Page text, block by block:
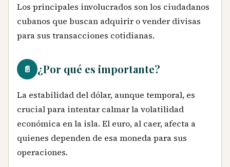
Los principales involucrados son los ciudadanos
cubanos que buscan adquirir o vender divisas
para sus transacciones cotidianas.
📄 ¿Por qué es importante?
La estabilidad del dólar, aunque temporal, es
crucial para intentar calmar la volatilidad
económica en la isla. El euro, al caer, afecta a
quienes dependen de esa moneda para sus
operaciones.